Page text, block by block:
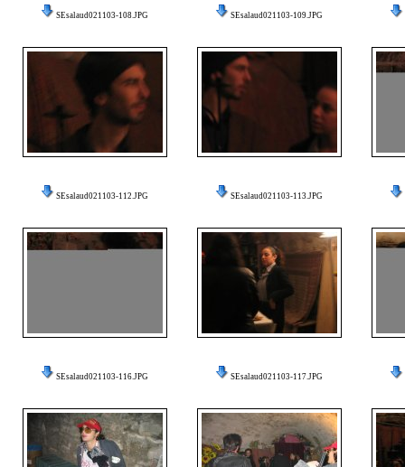
SEsalaud021103-108.JPG SEsalaud021103-109.JPG
SEsalaud021103-112.JPG SEsalaud021103-113.JPG
SEsalaud021103-116.JPG SEsalaud021103-117.JPG